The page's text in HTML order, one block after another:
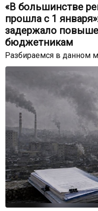
«В большинстве
прошла с 1
задержало
бюджетникам
Разбираемся в данном